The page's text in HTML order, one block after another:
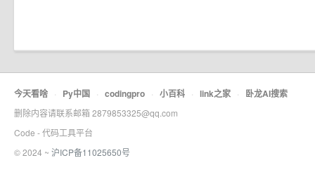
今天看啥 · Py中国 · codingpro · 小百科 · link之家 · 卧龙AI搜索
删除内容请联系邮箱 2879853325@qq.com
Code - 代码工具平台
© 2024 ~ 沪ICP备11025650号